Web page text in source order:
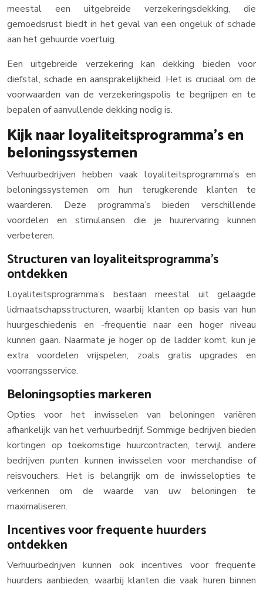
meestal een uitgebreide verzekeringsdekking, die
gemoedsrust biedt in het geval van een ongeluk of schade
aan het gehuurde voertuig.
Een uitgebreide verzekering kan dekking bieden voor
diefstal, schade en aansprakelijkheid. Het is cruciaal om de
voorwaarden van de verzekeringspolis te begrijpen en te
bepalen of aanvullende dekking nodig is.
Kijk naar loyaliteitsprogramma’s en
beloningssystemen
Verhuurbedrijven hebben vaak loyaliteitsprogramma’s en
beloningssystemen om hun terugkerende klanten te
waarderen. Deze programma’s bieden verschillende
voordelen en stimulansen die je huurervaring kunnen
verbeteren.
Structuren van loyaliteitsprogramma’s
ontdekken
Loyaliteitsprogramma’s bestaan meestal uit gelaagde
lidmaatschapsstructuren, waarbij klanten op basis van hun
huurgeschiedenis en -frequentie naar een hoger niveau
kunnen gaan. Naarmate je hoger op de ladder komt, kun je
extra voordelen vrijspelen, zoals gratis upgrades en
voorrangsservice.
Beloningsopties markeren
Opties voor het inwisselen van beloningen variëren
afhankelijk van het verhuurbedrijf. Sommige bedrijven bieden
kortingen op toekomstige huurcontracten, terwijl andere
bedrijven punten kunnen inwisselen voor merchandise of
reisvouchers. Het is belangrijk om de inwisselopties te
verkennen om de waarde van uw beloningen te
maximaliseren.
Incentives voor frequente huurders
ontdekken
Verhuurbedrijven kunnen ook incentives voor frequente
huurders aanbieden, waarbij klanten die vaak huren binnen